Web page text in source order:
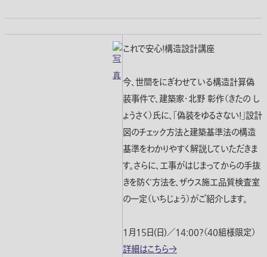
これで安心！構造設計講座
今、世間をにぎわせている構造計算偽
装事件で、建築家・北野 彰作（きたの し
ょうさく）氏に、「偽装をゆるさない！」設計
図のチェック方法と建築基準法の構造
基準をわかりやすく解説していただきま
す。さらに、工事がはじまってからの手抜
きを防ぐ方法を、ザウス施工品質検査室
の一定（いちじょう）がご紹介します。
1月15日(日)／14:00?（40組様限定）
詳細はこちら→